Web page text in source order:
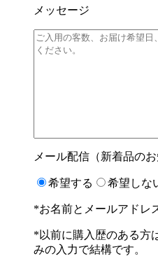
メッセージ
メール配信（新着品のお
希望する 希望しな
*お名前とメールアドレ
*以前に購入歴のある方
みの入力で結構です。